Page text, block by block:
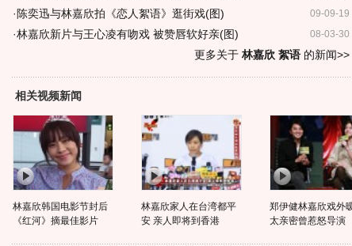
09-09-19
· 陈奕迅与林嘉欣拍《恋人絮语》逛街戏(图)
08-03-30
·林嘉欣新片与王心凌有吻戏 被赞唇软好亲(图)
更多关于 林嘉欣 絮语的新闻>>
相关视频新闻
林嘉欣韩国电影节封后
《红河》摘最佳影片
林嘉欣家人在台湾都平
安 亲人即将到香港
郑伊健林嘉欣戏外
太亲密曾惹怒导演